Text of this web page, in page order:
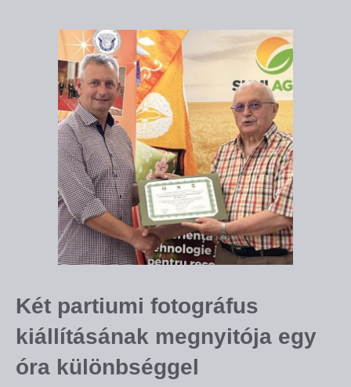
Két partiumi fotográfus
kiállításának megnyitója egy
óra különbséggel